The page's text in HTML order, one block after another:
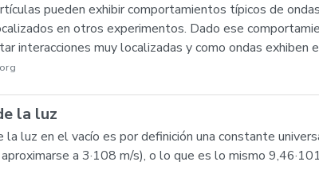
pueden exhibir comportamientos típicos de
en otros experimentos. Dado ese
interacciones muy localizadas y como ondas exhiben
la luz
la luz en el vacío es por definición una constante
a 3·108 m/s), o lo que es lo mismo